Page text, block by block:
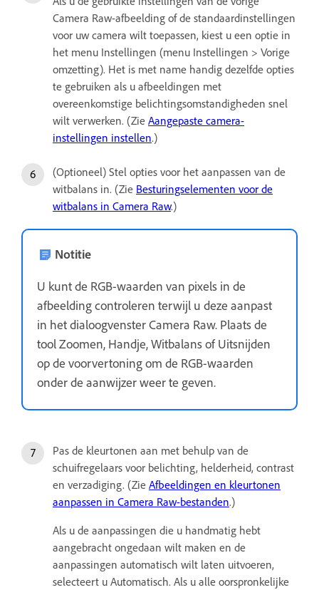
Camera Raw-afbeelding of de standaardinstellingen
voor uw camera wilt toepassen, kiest u een optie in
het menu Instellingen (menu Instellingen > Vorige
omzetting). Het is met name handig dezelfde opties
te gebruiken als u afbeeldingen met
overeenkomstige belichtingsomstandigheden snel
wilt verwerken. (Zie Aangepaste camera-
instellingen instellen.)
(Optioneel) Stel opties voor het aanpassen van de
witbalans in. (Zie Besturingselementen voor de
witbalans in Camera Raw.)
Notitie
U kunt de RGB-waarden van pixels in de
afbeelding controleren terwijl u deze aanpast
in het dialoogvenster Camera Raw. Plaats de
tool Zoomen, Handje, Witbalans of Uitsnijden
op de voorvertoning om de RGB-waarden
onder de aanwijzer weer te geven.
Pas de kleurtonen aan met behulp van de
schuifregelaars voor belichting, helderheid, contrast
en verzadiging. (Zie Afbeeldingen en kleurtonen
aanpassen in Camera Raw-bestanden.)
Als u de aanpassingen die u handmatig hebt
aangebracht ongedaan wilt maken en de
aanpassingen automatisch wilt laten uitvoeren,
selecteert u Automatisch. Als u alle oorspronkelijke